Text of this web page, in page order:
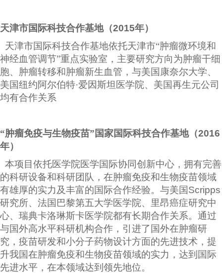
天津市国际科技合作基地（2015年）
天津市国际科技合作基地依托天津市“肿瘤微环境和
神经血管调节”重点实验室，主要研究方向为肿瘤干细
胞、肿瘤转移和肿瘤新生血管，与美国康奈尔大学、
美国纽约阿尔伯特·爱因斯坦医学院、美国再生元公司
均有合作关系
“肿瘤免疫与生物疫苗”国家国际科技合作基地（2016
年）
本项目依托医学院医学国际协同创新中心，拥有完善
的科研设备和科研团队，在肿瘤免疫和生物疫苗领域
有雄厚的实力及丰富的国际合作经验。与美国Scripps
研究所、法国巴黎第五大学医学院、里昂癌症研究中
心、瑞典卡洛琳斯卡医学院都有长期合作关系。通过
与国外高水平科研机构合作，引进了国外在肿瘤研
究，疫苗研发和小分子药物设计方面的先进技术，提
升我国在肿瘤免疫和生物疫苗领域的实力，达到国际
先进水平，在本领域达到领先地位。